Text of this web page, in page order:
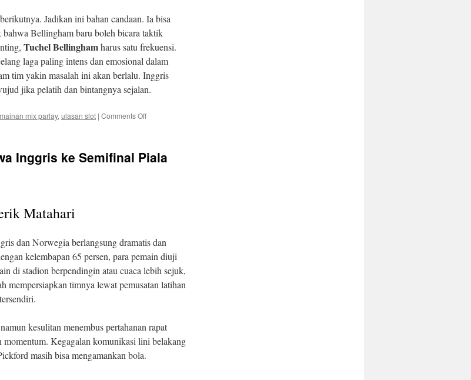
Jadikan ini bahan candaan. Ia bisa
Bellingham baru boleh bicara taktik
Tuchel Bellinghamharus satu frekuensi.
laga paling intens dan emosional dalam
tim yakin masalah ini akan berlalu. Inggris
jika pelatih dan bintangnya sejalan.
mix parlay, ulasan slot | Comments Offon
Bellingham
Inggris ke Semifinal Piala
Matahari
dan Norwegia berlangsung dramatis dan
kelembapan 65 persen, para pemain diuji
di stadion berpendingin atau cuaca lebih sejuk,
mempersiapkan timnya lewat pemusatan latihan
kesulitan menembus pertahanan rapat
Kegagalan komunikasi lini belakang
masih bisa mengamankan bola.